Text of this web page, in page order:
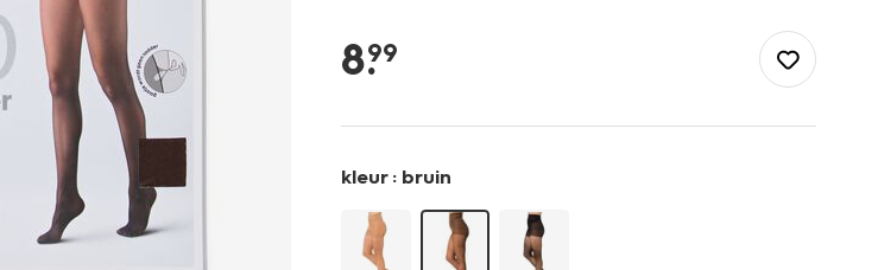
antiladder-
4060125BROWN.html
8.
99
kleur : bruin